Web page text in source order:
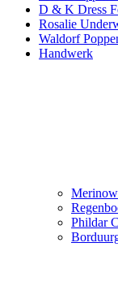
D & K Dress
Rosalie
Waldorf
Handwerk
Phildar